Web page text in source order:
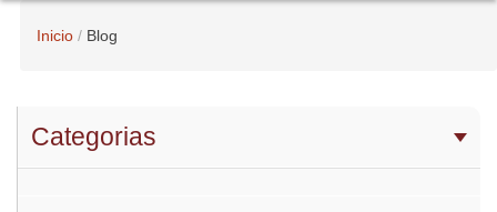
Inicio Blog
Categorias